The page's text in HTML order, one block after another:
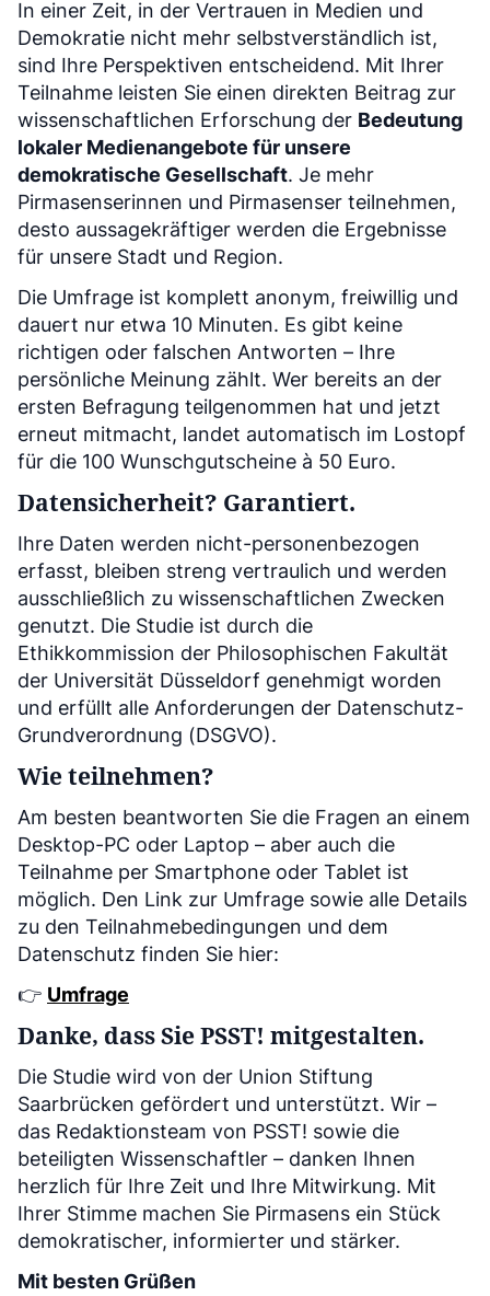
In einer Zeit, in der Vertrauen in Medien und
Demokratie nicht mehr selbstverständlich ist,
sind Ihre Perspektiven entscheidend. Mit Ihrer
Teilnahme leisten Sie einen direkten Beitrag zur
wissenschaftlichen Erforschung der Bedeutung
lokaler Medienangebote für unsere
demokratische Gesellschaft. Je mehr
Pirmasenserinnen und Pirmasenser teilnehmen,
desto aussagekräftiger werden die Ergebnisse
für unsere Stadt und Region.
Die Umfrage ist komplett anonym, freiwillig und
dauert nur etwa 10 Minuten. Es gibt keine
richtigen oder falschen Antworten – Ihre
persönliche Meinung zählt. Wer bereits an der
ersten Befragung teilgenommen hat und jetzt
erneut mitmacht, landet automatisch im Lostopf
für die 100 Wunschgutscheine à 50 Euro.
Datensicherheit? Garantiert.
Ihre Daten werden nicht-personenbezogen
erfasst, bleiben streng vertraulich und werden
ausschließlich zu wissenschaftlichen Zwecken
genutzt. Die Studie ist durch die
Ethikkommission der Philosophischen Fakultät
der Universität Düsseldorf genehmigt worden
und erfüllt alle Anforderungen der Datenschutz-
Grundverordnung (DSGVO).
Wie teilnehmen?
Am besten beantworten Sie die Fragen an einem
Desktop-PC oder Laptop – aber auch die
Teilnahme per Smartphone oder Tablet ist
möglich. Den Link zur Umfrage sowie alle Details
zu den Teilnahmebedingungen und dem
Datenschutz finden Sie hier:
👉 Umfrage
Danke, dass Sie PSST! mitgestalten.
Die Studie wird von der Union Stiftung
Saarbrücken gefördert und unterstützt. Wir –
das Redaktionsteam von PSST! sowie die
beteiligten Wissenschaftler – danken Ihnen
herzlich für Ihre Zeit und Ihre Mitwirkung. Mit
Ihrer Stimme machen Sie Pirmasens ein Stück
demokratischer, informierter und stärker.
Mit besten Grüßen